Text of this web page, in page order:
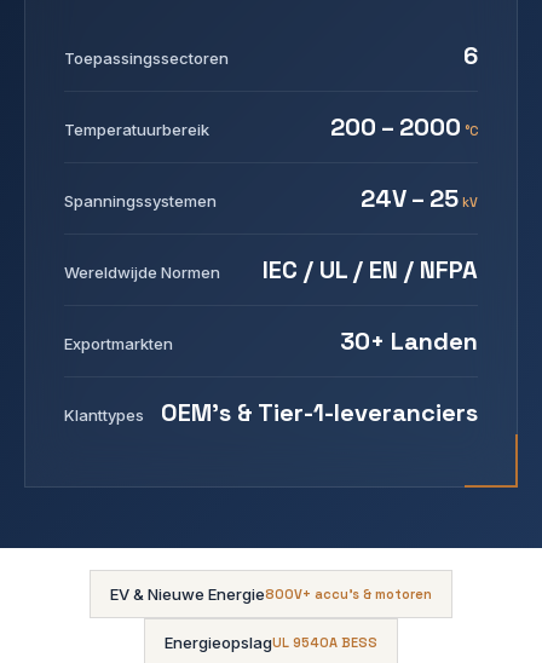
Toepassingssectoren 6
Temperatuurbereik 200 – 2000 °C
Spanningssystemen 24V – 25 kV
Wereldwijde Normen IEC / UL / EN / NFPA
Exportmarkten 30+ Landen
Klanttypes OEM's & Tier-1-leveranciers
EV & Nieuwe Energie800V+ accu's & motoren
EnergieopslagUL 9540A BESS